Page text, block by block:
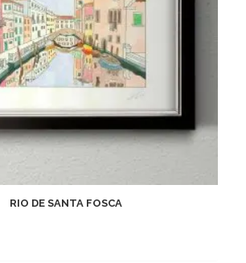
RIO DE SANTA FOSCA